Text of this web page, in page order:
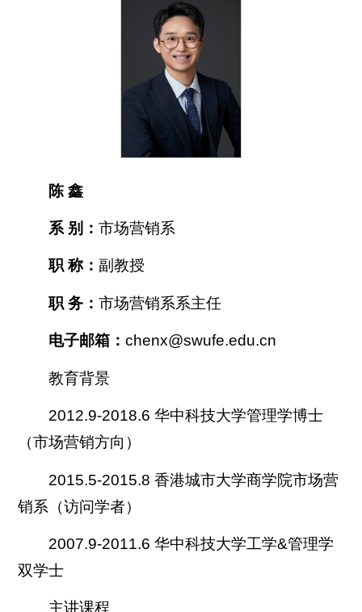
交流合作
百年校庆
陈 鑫
系 别： 市场营销系
职 称： 副教授
职 务： 市场营销系系主任
电子邮箱： chenx@swufe.edu.cn
教育背景
2012.9-2018.6 华中科技大学管理学博士
（市场营销方向）
2015.5-2015.8 香港城市大学商学院市场营
销系（访问学者）
2007.9-2011.6 华中科技大学工学&管理学
双学士
主讲课程